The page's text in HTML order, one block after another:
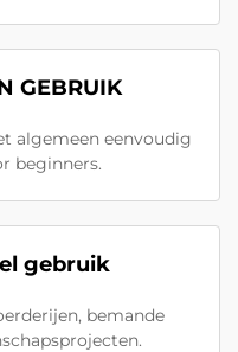
GEBRUIK
algemeen eenvoudig
beginners.
gebruik
bemande